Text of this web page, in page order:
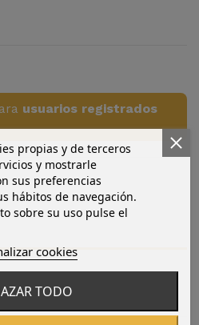
usuarios registrados
propias y de terceros
y mostrarle
sus preferencias
hábitos de navegación.
sobre su uso pulse el
cookies
TODO